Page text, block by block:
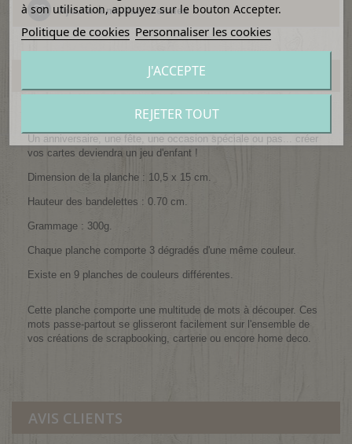
Ajouter à ma liste d'envies
Planche de mots à découper et à coller, spécial carterie.
Un anniversaire, une fête, une occasion spéciale ou pas... créer
vos cartes deviendra un jeu d'enfant !
Dimension de la planche : 10,5 x 15 cm.
Hauteur des bandelettes : 0.70 cm.
Grammage : 300g.
Chaque planche comporte 3 dégradés d'une même couleur.
Existe en 9 planches de couleurs différentes.
Cette planche comporte une multitude de mots à découper. Ces
mots passe-partout se glisseront facilement sur l'ensemble de
vos créations de scrapbooking, carterie ou encore home deco.
AVIS CLIENTS
à son utilisation, appuyez sur le bouton Accepter.
Politique de cookies Personnaliser les cookies
REJETER TOUT
J'ACCEPTE